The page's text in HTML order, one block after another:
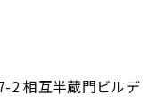
2 相互半蔵門ビルデ